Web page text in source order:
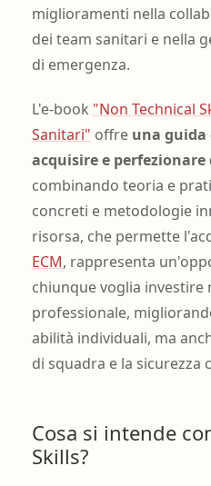
miglioramenti nella
dei team sanitari e nella
di emergenza.
L'e-book "Non Technical
Sanitari" offre una
acquisire e
combinando teoria e
concreti e metodologie
risorsa, che permette
ECM, rappresenta
chiunque voglia
professionale,
abilità individuali, ma
di squadra e la sicurezza
Cosa si intende
Skills?